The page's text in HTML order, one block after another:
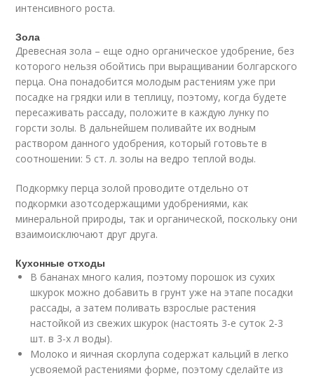
интенсивного роста.
Зола
Древесная зола – еще одно органическое удобрение, без
которого нельзя обойтись при выращивании болгарского
перца. Она понадобится молодым растениям уже при
посадке на грядки или в теплицу, поэтому, когда будете
пересаживать рассаду, положите в каждую лунку по
горсти золы. В дальнейшем поливайте их водным
раствором данного удобрения, который готовьте в
соотношении: 5 ст. л. золы на ведро теплой воды.
Подкормку перца золой проводите отдельно от
подкормки азотсодержащими удобрениями, как
минеральной природы, так и органической, поскольку они
взаимоисключают друг друга.
Кухонные отходы
В бананах много калия, поэтому порошок из сухих
шкурок можно добавить в грунт уже на этапе посадки
рассады, а затем поливать взрослые растения
настойкой из свежих шкурок (настоять 3-е суток 2-3
шт. в 3-х л воды).
Молоко и яичная скорлупа содержат кальций в легко
усвояемой растениями форме, поэтому сделайте из